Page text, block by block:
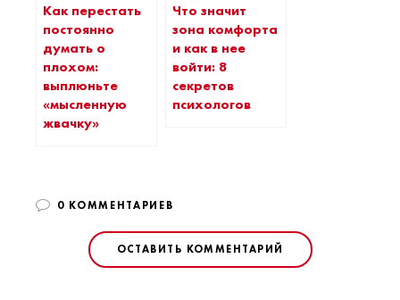
Как перестать
постоянно
думать о
плохом:
выплюньте
«мысленную
жвачку»
Что значит
зона комфорта
и как в нее
войти: 8
секретов
психологов
0 КОММЕНТАРИЕВ
ОСТАВИТЬ КОММЕНТАРИЙ